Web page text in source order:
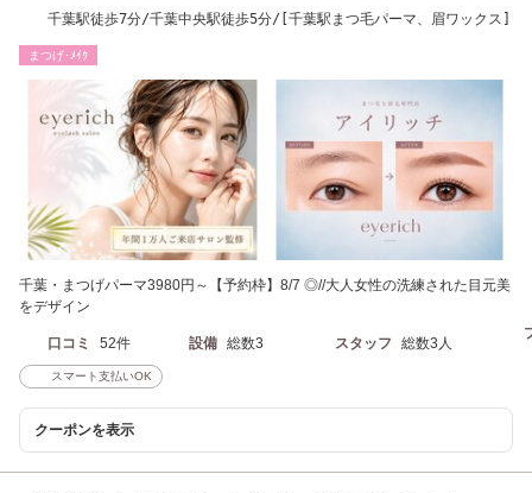
千葉駅徒歩7分/千葉中央駅徒歩5分/[千葉駅まつ毛パーマ、眉ワックス]
まつげ･ﾒｲｸ
千葉・まつげパーマ3980円～【予約枠】8/7 ◎//大人女性の洗練された目元美
をデザイン
口コミ 52件 設備 総数3 スタッフ 総数3人
スマート支払いOK
クーポンを表示